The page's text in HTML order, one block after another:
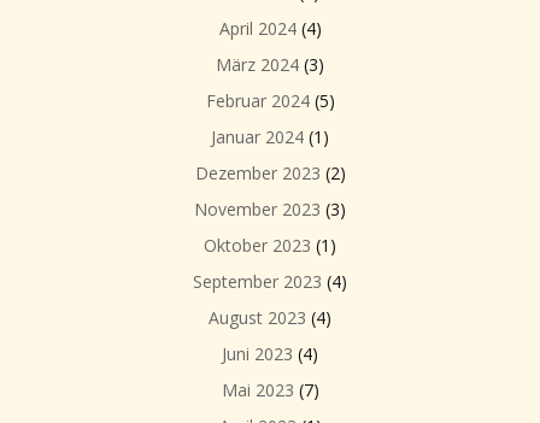
April 2024(4)
März 2024 (3)
Februar 2024(5)
Januar 2024 (1)
Dezember 2023 (2)
November 2023 (3)
Oktober 2023 (1)
September 2023 (4)
August 2023 (4)
Juni 2023 (4)
Mai 2023 (7)